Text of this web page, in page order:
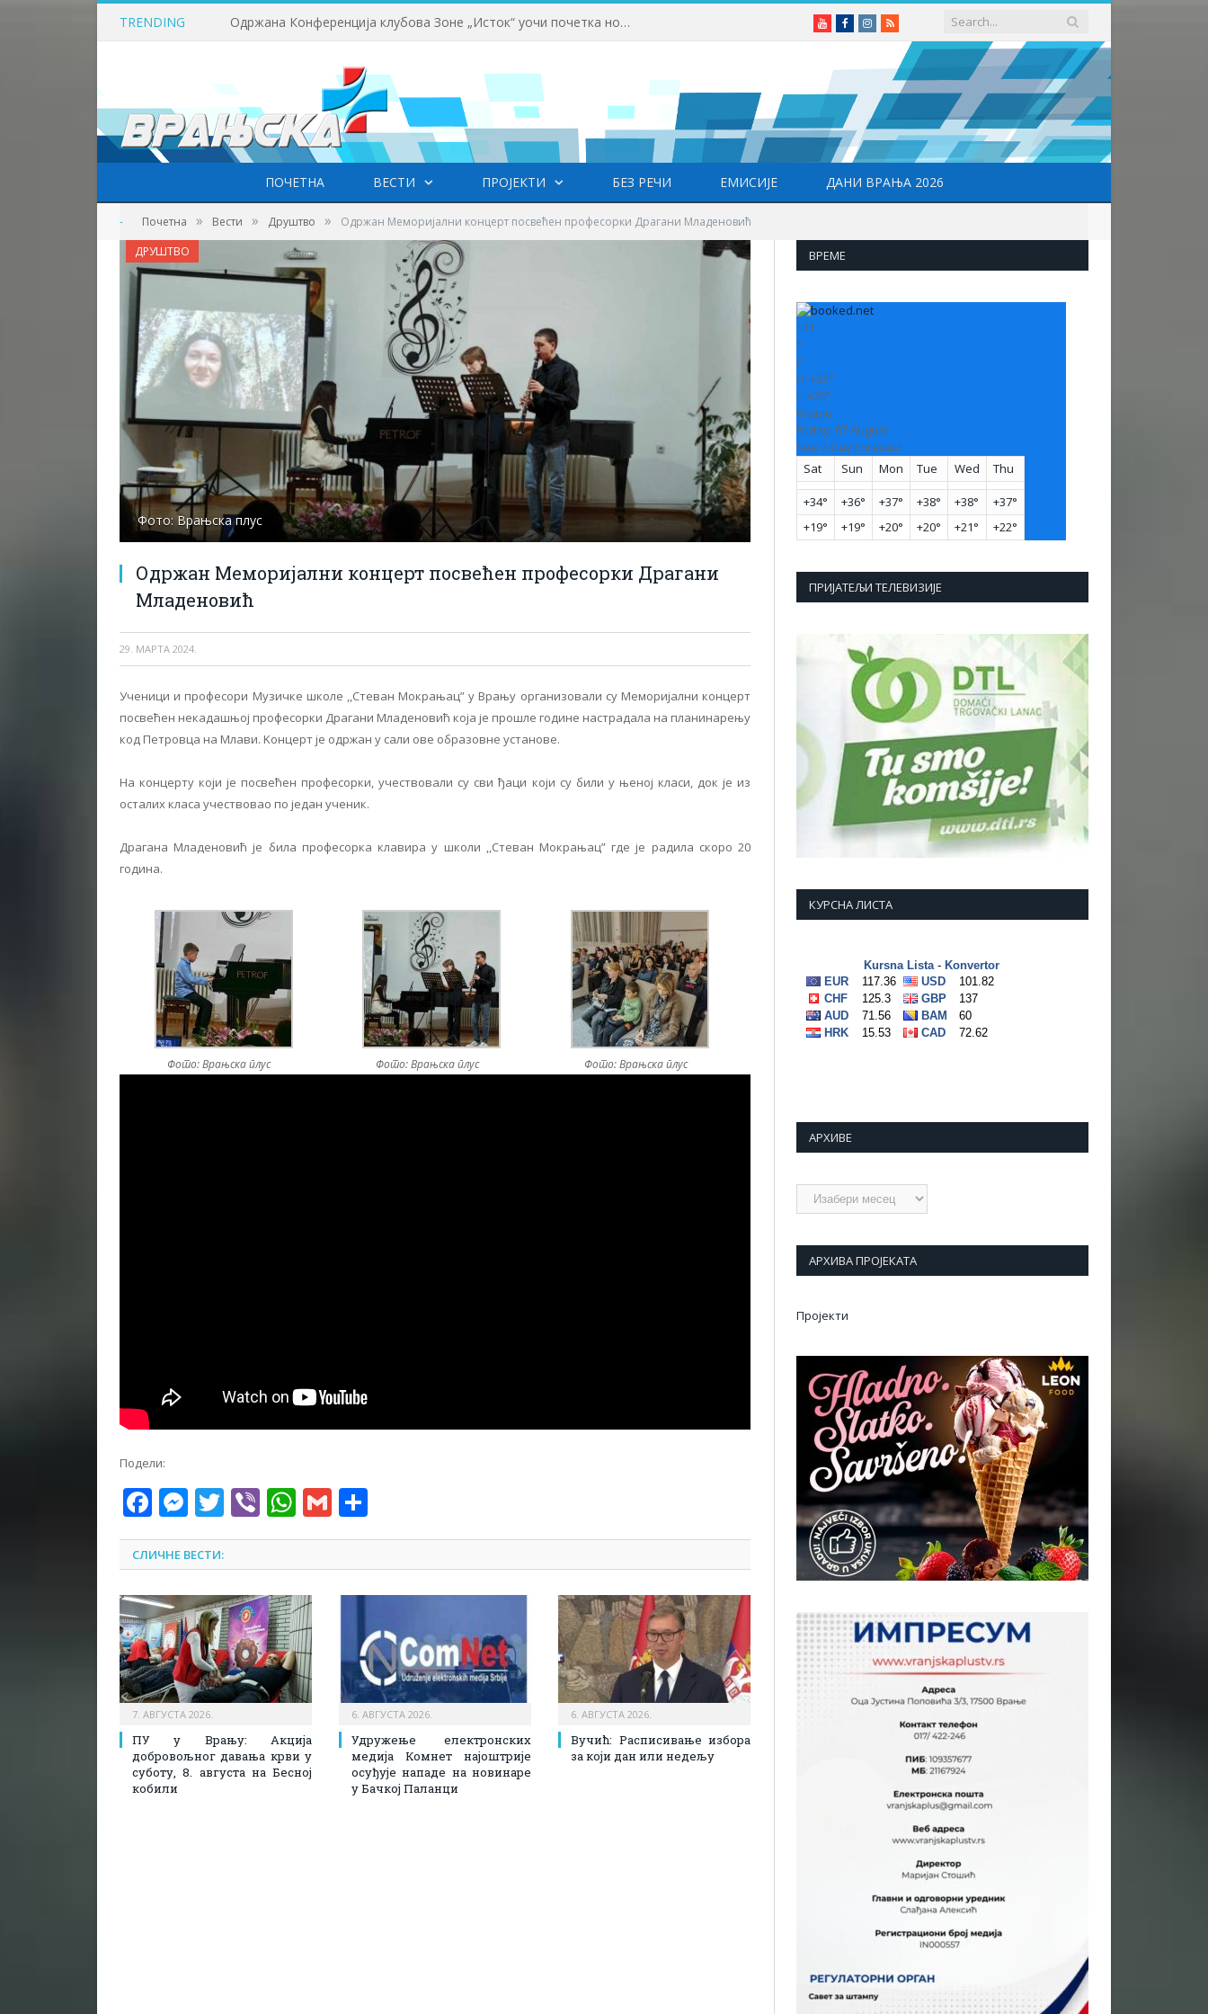
TRENDING Одржана Конференција клубова Зоне „Исток“ уочи почетка нове сезоне YoutubeFacebookInstagram
RSS
ПОЧЕТНА ВЕСТИ ПРОЈЕКТИ БЕЗ РЕЧИ ЕМИСИЈЕ ДАНИ ВРАЊА 2026
- Почетна » Вести » Друштво » Одржан Меморијални концерт посвећен професорки Драгани Младеновић
Фото: Врањска плус
Одржан Меморијални концерт посвећен професорки Драгани
Младеновић
29. МАРТА 2024.
ДРУШТВО
Ученици и професори Mузичке школе ,,Стеван Мокрањац” у Врању организовали су Меморијални концерт
посвећен некадашњој професорки Драгани Младеновић која је прошле године настрадала на планинарењу
код Петровца на Млави. Kонцерт је одржан у сали ове образовне установе.
На концерту који је посвећен професорки, учествовали су сви ђаци који су били у њеној класи, док је из
осталих класа учествовао по један ученик.
Драгана Младеновић је била професорка клавира у школи ,,Стеван Мокрањац” где је радила скоро 20
година.
Фото: Врањска плус Фото: Врањска плус Фото: Врањска плус
Подели:
Facebook
Messenger
Twitter
ViberWhatsApp
Gmail
СЛИЧНЕ ВЕСТИ:
7. АВГУСТА 2026.
ПУ у Врању: Акција
добровољног давања крви у
суботу, 8. августа на Бесној
кобили
6. АВГУСТА 2026.
Удружење електронских
медија Комнет најоштрије
осуђује нападе на новинаре
у Бачкој Паланци
6. АВГУСТА 2026.
Вучић: Расписивање избора
за који дан или недељу
ВРЕМЕ
+31
°
C
H: +33°
L: +20°
Vranje
Friday, 07 August
See 7-Day Forecast
Sat
Sun Mon Tue Wed Thu
+34° +36° +37° +38° +38° +37°
+19° +19° +20° +20° +21° +22°
ПРИЈАТЕЉИ ТЕЛЕВИЗИЈЕ
КУРСНА ЛИСТА
АРХИВЕ
Архиве
АРХИВА ПРОЈЕКАТА
Пројекти